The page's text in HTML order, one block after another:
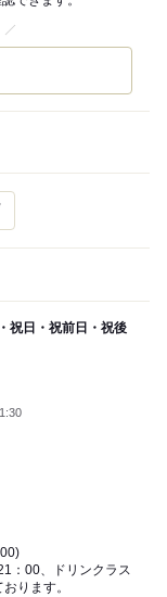
祝日・祝前日・祝後
：00、ドリンクラス
ります。